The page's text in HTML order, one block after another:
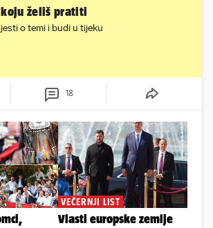
želiš pratiti
o temi i budi u tijeku
18